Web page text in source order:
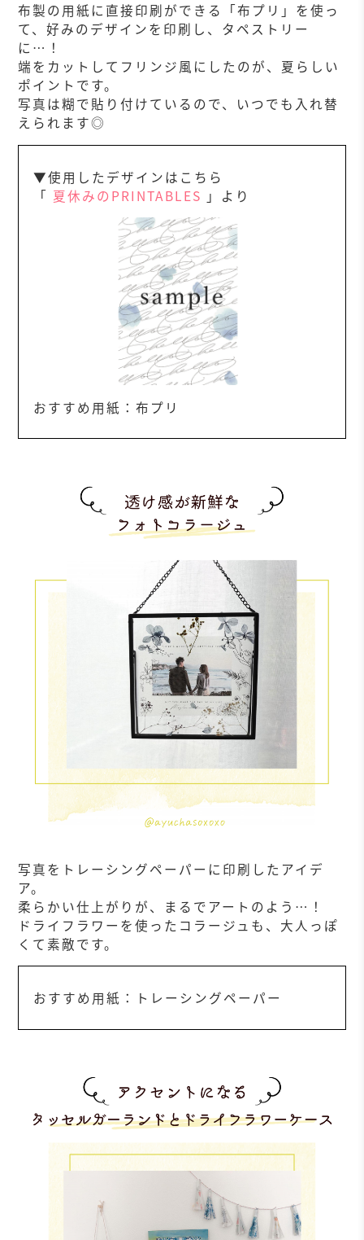
布製の用紙に直接印刷ができる「布プリ」を使っ
て、好みのデザインを印刷し、タペストリー
に…！
端をカットしてフリンジ風にしたのが、夏らしい
ポイントです。
写真は糊で貼り付けているので、いつでも入れ替
えられます◎
▼使用したデザインはこちら
「 夏休みのPRINTABLES 」より
おすすめ用紙：布プリ
写真をトレーシングペーパーに印刷したアイデ
ア。
柔らかい仕上がりが、まるでアートのよう…！
ドライフラワーを使ったコラージュも、大人っぽ
くて素敵です。
おすすめ用紙：トレーシングペーパー